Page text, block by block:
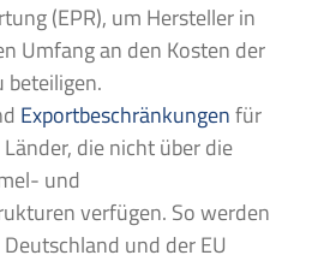
(EPR), um Hersteller in
Umfang an den Kosten der
beteiligen.
Exportbeschränkungenfür
die nicht über die
und
verfügen. So werden
und der EU